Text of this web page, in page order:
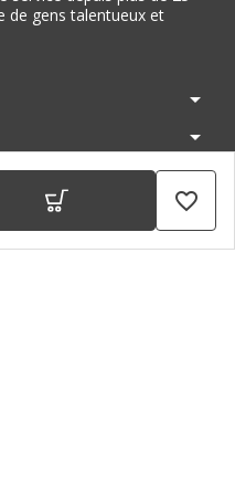
favorite_border
de gens talentueux et
arrow_drop_down
arrow_drop_down
arrow_drop_down
arrow_drop_down
arrow_drop_down